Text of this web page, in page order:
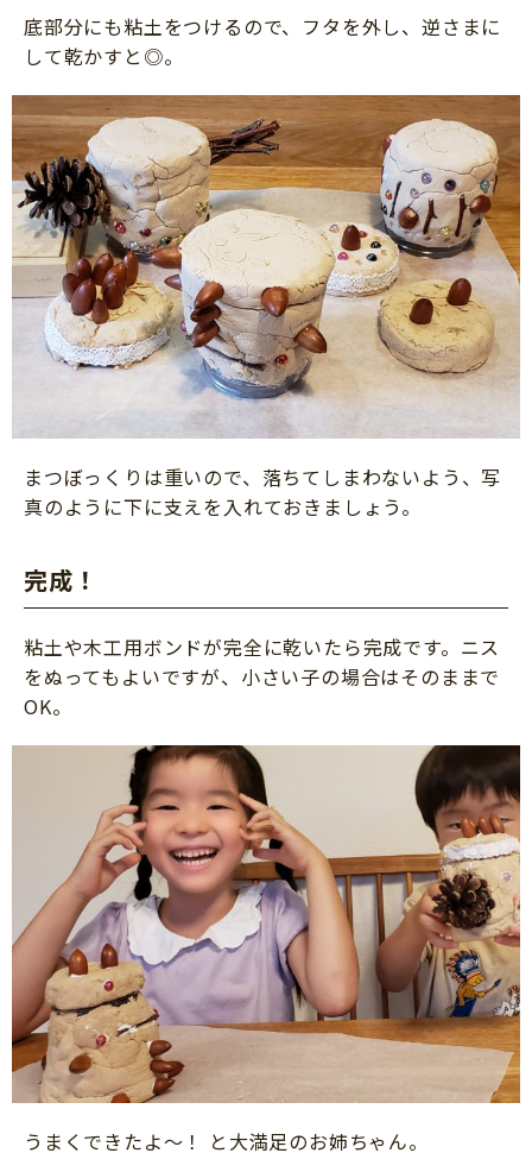
底部分にも粘土をつけるので、フタを外し、逆さまに
して乾かすと◎。
まつぼっくりは重いので、落ちてしまわないよう、写
真のように下に支えを入れておきましょう。
完成！
粘土や木工用ボンドが完全に乾いたら完成です。ニス
をぬってもよいですが、小さい子の場合はそのままで
OK。
うまくできたよ～！ と大満足のお姉ちゃん。